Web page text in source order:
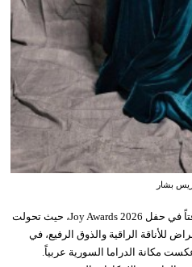
بشار
سجّلت النجمات السوريات حضوراً لافتاً في حفل Joy Awards 2026، حيث تحولت
للأناقة الراقية والذوق الرفيع، في
مكانة الدراما السورية عربياً.